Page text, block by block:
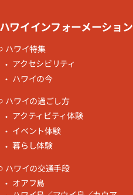
ワイインフォーメーション
ハワイ特集
アクセシビリティ
ハワイの今
ハワイの過ごし方
アクティビティ体験
イベント体験
暮らし体験
ハワイの交通手段
オアフ島